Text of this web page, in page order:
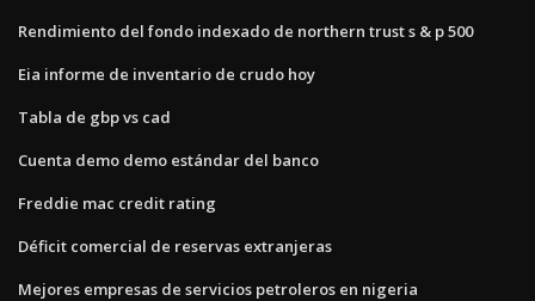
Rendimiento del fondo indexado de northern trust s & p 500
Eia informe de inventario de crudo hoy
Tabla de gbp vs cad
Cuenta demo demo estándar del banco
Freddie mac credit rating
Déficit comercial de reservas extranjeras
Mejores empresas de servicios petroleros en nigeria